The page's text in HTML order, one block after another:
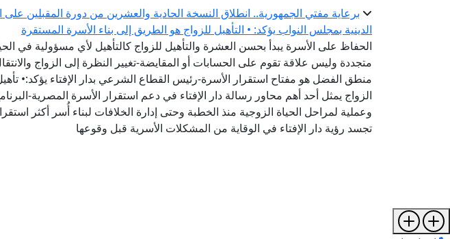
برعاية مفتي الجمهورية.. انطلاق النسخة الحادية والعشرين من دورة المقبلين على
الدينية بمجلس النواب يؤكد: • التأهيل للزواج هو الطريق إلى بناء الأسرة المستقرة
الحفاظ على الأسرة يبدأ بحسن العشرة والتأهيل للزواج كالتأهيل لأي مسؤولية في
متجددة وليس علاقة تقوم على الحسابات أو المقايضة-تغيير النظرة إلى الزواج
منطق الفضل هو مفتاح استقرار الأسرة-رئيس القطاع الشرعي بدار الإفتاء يؤكد:•
الزواج يمثل أحد أهم محاور رسالة دار الإفتاء في دعم استقرار الأسرة المصرية-
وعملية لمراحل الحياة الزوجية منذ الخطبة وحتى إدارة الخلافات لبناء أُسر أكثر
تجسد رؤية دار الإفتاء في الوقاية من المشكلات الأسرية قبل وقوعها